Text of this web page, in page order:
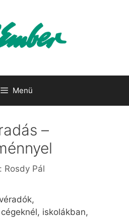
Menü
–
Rosdy Pál
iskolákban,